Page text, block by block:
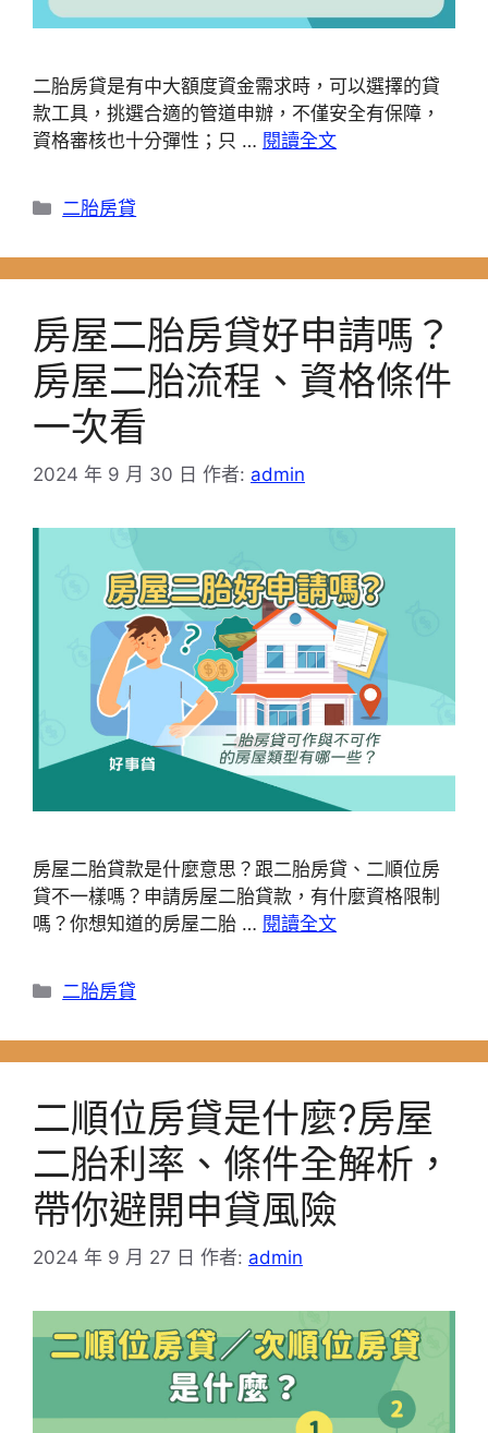
二胎房貸是有中大額度資金需求時，可以選擇的貸
款工具，挑選合適的管道申辦，不僅安全有保障，
資格審核也十分彈性；只 … 閱讀全文
分
二胎房貸
房屋二胎房貸好申請嗎？
房屋二胎流程、資格條件
一次看
2024 年 9 月 30 日 作者: admin
房屋二胎貸款是什麼意思？跟二胎房貸、二順位房
貸不一樣嗎？申請房屋二胎貸款，有什麼資格限制
嗎？你想知道的房屋二胎 … 閱讀全文
分
二胎房貸
二順位房貸是什麼?房屋
二胎利率、條件全解析，
帶你避開申貸風險
2024 年 9 月 27 日 作者: admin